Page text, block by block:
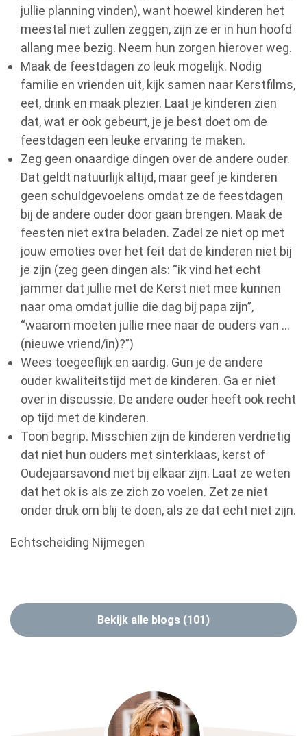
jullie planning vinden), want hoewel kinderen het
meestal niet zullen zeggen, zijn ze er in hun hoofd
allang mee bezig. Neem hun zorgen hierover weg.
Maak de feestdagen zo leuk mogelijk. Nodig
familie en vrienden uit, kijk samen naar Kerstfilms,
eet, drink en maak plezier. Laat je kinderen zien
dat, wat er ook gebeurt, je je best doet om de
feestdagen een leuke ervaring te maken.
Zeg geen onaardige dingen over de andere ouder.
Dat geldt natuurlijk altijd, maar geef je kinderen
geen schuldgevoelens omdat ze de feestdagen
bij de andere ouder door gaan brengen. Maak de
feesten niet extra beladen. Zadel ze niet op met
jouw emoties over het feit dat de kinderen niet bij
je zijn (zeg geen dingen als: “ik vind het echt
jammer dat jullie met de Kerst niet mee kunnen
naar oma omdat jullie die dag bij papa zijn”,
“waarom moeten jullie mee naar de ouders van …
(nieuwe vriend/in)?”)
Wees toegeeflijk en aardig. Gun je de andere
ouder kwaliteitstijd met de kinderen. Ga er niet
over in discussie. De andere ouder heeft ook recht
op tijd met de kinderen.
Toon begrip. Misschien zijn de kinderen verdrietig
dat niet hun ouders met sinterklaas, kerst of
Oudejaarsavond niet bij elkaar zijn. Laat ze weten
dat het ok is als ze zich zo voelen. Zet ze niet
onder druk om blij te doen, als ze dat echt niet zijn.
Echtscheiding Nijmegen
Bekijk alle blogs (101)